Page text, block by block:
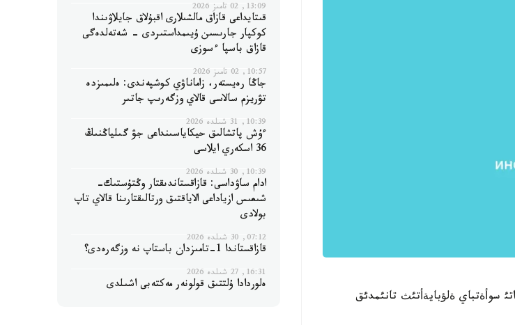
سوأةتباي ةلؤبايةأتئث تانئمدئق
13:09, 02 تامىز 2026
قىتايداعى قازاق مالشىلارى اقبۇلاق جايلاۋىندا
كوكپار جارىسىن ۇيىمداستىردى - شەتەلدەگى
قازاق باسپا ءسوزى
10:57, 02 تامىز 2026
جاڭا رەيستەر، زاماناۋي كوشپەندى: ەلىمىزدە
تۋريزم سالاسى قالاي وزگەرىپ جاتىر
10:39, 31 شىلدە 2026
ءۇش پاتشالىق حيكاياسىنداعى جۋ گىلياڭنىڭ
36 اسكەري ايلاسى
10:39, 30 شىلدە 2026
ادام ساۋداسى: قازاقستاندىقتار وڭتۇستىك-
شىعىس ازياداعى الاياقتىق ورتالىقتارىنا قالاي تاپ
بولادى
07:12, 30 شىلدە 2026
قازاقستاندا 1-تامىزدان باستاپ نە وزگەرەدى؟
16:31, 27 شىلدە 2026
ەلوردادا ۇلتتىق قولونەر مەكتەبى اشىلدى